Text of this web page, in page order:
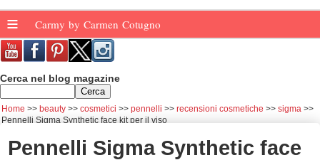
≡ Carmy by Carmen Cotugno
Cerca nel blog magazine
Home beauty cosmetici pennelli recensioni cosmetiche
sigma
Pennelli Sigma Synthetic face kit per il viso
Pennelli Sigma Synthetic face